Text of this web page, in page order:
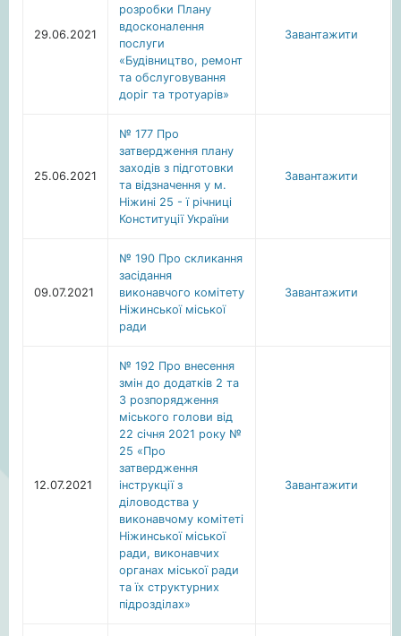
29.06.2021
розробки Плану
вдосконалення
послуги
«Будівництво, ремонт
та обслуговування
доріг та тротуарів»
Завантажити
25.06.2021
№ 177 Про
затвердження плану
заходів з підготовки
та відзначення у м.
Ніжині 25 - ї річниці
Конституції України
Завантажити
09.07.2021
№ 190 Про скликання
засідання
виконавчого комітету
Ніжинської міської
ради
Завантажити
12.07.2021
№ 192 Про внесення
змін до додатків 2 та
3 розпорядження
міського голови від
22 січня 2021 року №
25 «Про
затвердження
інструкції з
діловодства у
виконавчому комітеті
Ніжинської міської
ради, виконавчих
органах міської ради
та їх структурних
підрозділах»
Завантажити